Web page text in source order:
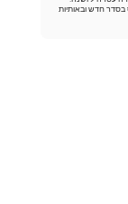
בסדר חדש ובאותיות
בסדר נאה מתוקן